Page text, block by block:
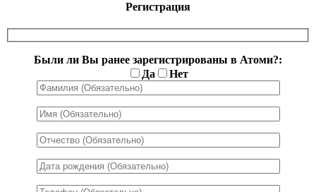
Регистрация
Были ли Вы ранее зарегистрированы в Атоми?:
Да
Нет